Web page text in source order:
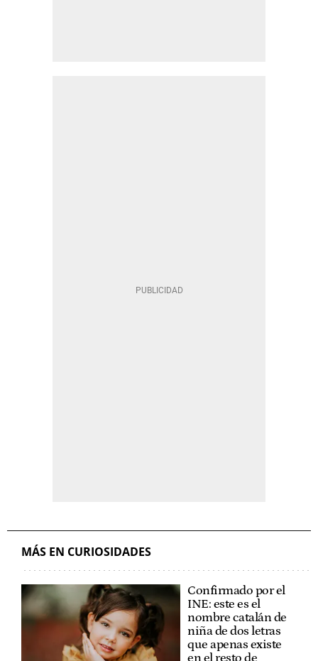
MÁS EN CURIOSIDADES
Confirmado por el
INE: este es el
nombre catalán de
niña de dos letras
que apenas existe
en el resto de